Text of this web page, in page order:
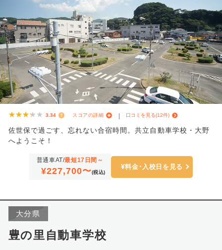
★★★★★
★★★★★ 3.34 スコアの詳細 口コミを見る(12件)
佐世保で過ごす、忘れない合宿時間。共立自動車学校・大野
へようこそ！
普通車AT/最短17日間～
¥227,700〜(税込)
料金･入校日を見る
大分県
豊の里自動車学校